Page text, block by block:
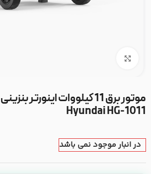
موتور برق 11 کیلووات اینورتر
Hyundai HG-1011
در انبار موجود نمی باشد